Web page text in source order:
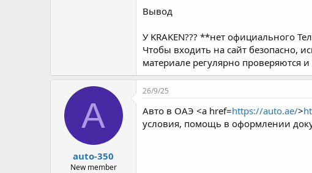
Вывод
У KRAKEN??? **нет официального
Чтобы входить на сайт безопасно,
материале регулярно проверяются
A
auto-350
New member
26/9/25
Авто в ОАЭ <a href=https://auto.ae/>
условия, помощь в оформлении